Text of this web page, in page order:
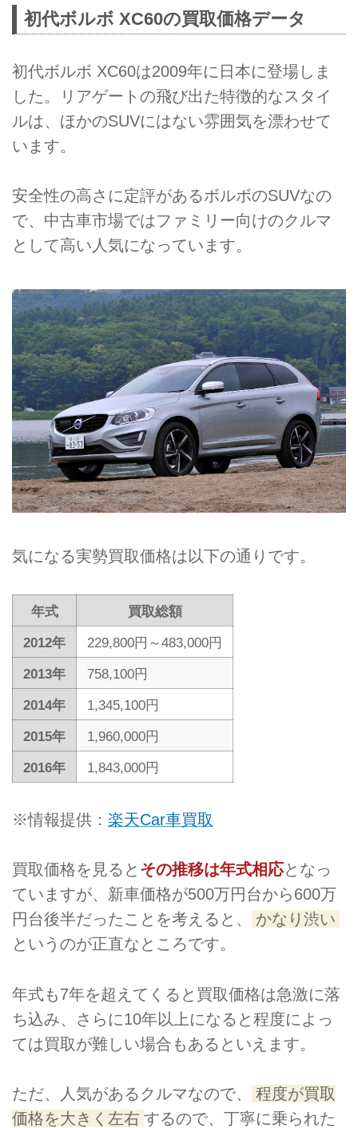
初代ボルボ XC60の買取価格データ
初代ボルボ XC60は2009年に日本に登場しま
した。リアゲートの飛び出た特徴的なスタイ
ルは、ほかのSUVにはない雰囲気を漂わせて
います。
安全性の高さに定評があるボルボのSUVなの
で、中古車市場ではファミリー向けのクルマ
として高い人気になっています。
気になる実勢買取価格は以下の通りです。
年式
買取総額
2012年
229,800円～483,000円
2013年
758,100円
2014年
1,345,100円
2015年
1,960,000円
2016年
1,843,000円
※情報提供： 楽天Car車買取
買取価格を見ると その推移は年式相応となっ
ていますが、新車価格が500万円台から600万
円台後半だったことを考えると、
かなり渋い
というのが正直なところです。
年式も7年を超えてくると買取価格は急激に落
ち込み、さらに10年以上になると程度によっ
ては買取が難しい場合もあるといえます。
ただ、人気があるクルマなので、
程度が買取
価格を大きく左右 するので、丁寧に乗られた